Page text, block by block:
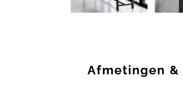
Afmetingen &